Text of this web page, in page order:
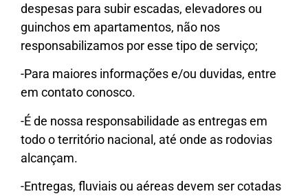
despesas para subir escadas, elevadores ou
guinchos em apartamentos, não nos
responsabilizamos por esse tipo de serviço;
-Para maiores informações e/ou duvidas, entre
em contato conosco.
-É de nossa responsabilidade as entregas em
todo o território nacional, até onde as rodovias
alcançam.
-Entregas, fluviais ou aéreas devem ser cotadas